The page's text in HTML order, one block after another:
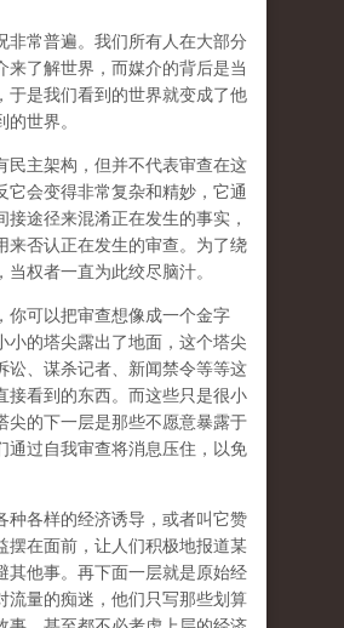
非常普遍。我们所有人在大部分
来了解世界，而媒介的背后是当
于是我们看到的世界就变成了他
世界。
民主架构，但并不代表审查在这
它会变得非常复杂和精妙，它通
接途径来混淆正在发生的事实，
来否认正在发生的审查。为了绕
当权者一直为此绞尽脑汁。
你可以把审查想像成一个金字
小的塔尖露出了地面，这个塔尖
讼、谋杀记者、新闻禁令等等这
接看到的东西。而这些只是很小
尖的下一层是那些不愿意暴露于
通过自我审查将消息压住，以免
种各样的经济诱导，或者叫它赞
摆在面前，让人们积极地报道某
其他事。再下面一层就是原始经
量的痴迷，他们只写那些划算